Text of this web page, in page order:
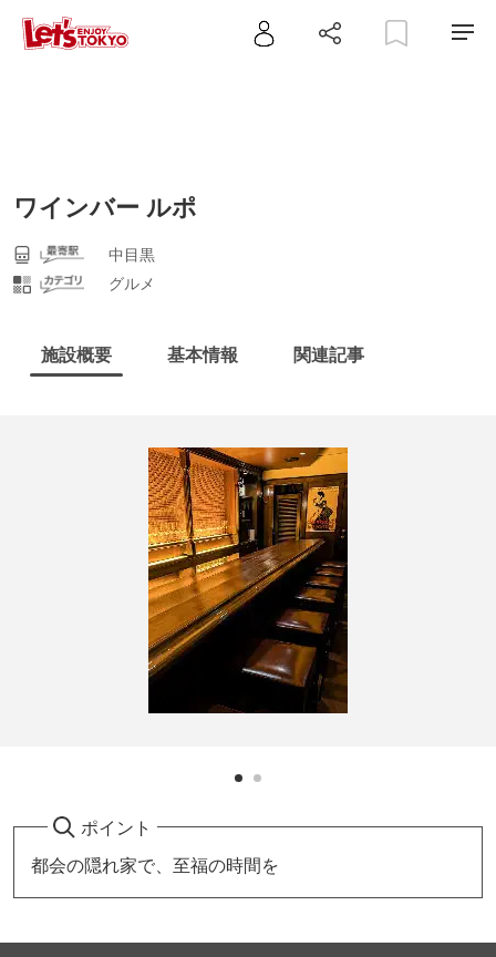
ワインバー ルポ
中目黒
グルメ
施設概要 基本情報 関連記事
ポイント
都会の隠れ家で、至福の時間を